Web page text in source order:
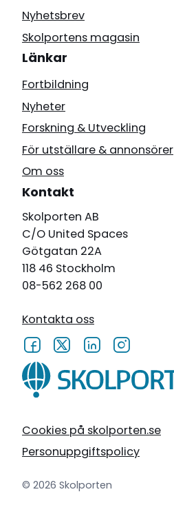
Cookies på skolporten.se
Personuppgiftspolicy
© 2026 Skolporten
Nyhetsbrev
Skolportens magasin
Länkar
Fortbildning
Nyheter
Forskning & Utveckling
För utställare & annonsörer
Om oss
Kontakt
Skolporten AB
C/O United Spaces
Götgatan 22A
118 46 Stockholm
08-562 268 00
Kontakta oss